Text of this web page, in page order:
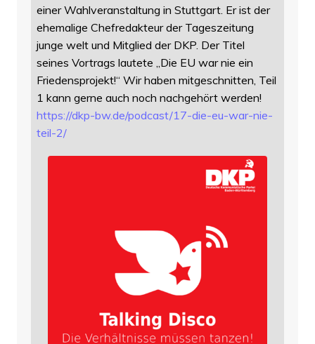
einer Wahlveranstaltung in Stuttgart. Er ist der
ehemalige Chefredakteur der Tageszeitung
junge welt und Mitglied der DKP. Der Titel
seines Vortrags lautete „Die EU war nie ein
Friedensprojekt!“ Wir haben mitgeschnitten, Teil
1 kann gerne auch noch nachgehört werden!
https://dkp-bw.de/podcast/17-die-eu-war-nie-
teil-2/